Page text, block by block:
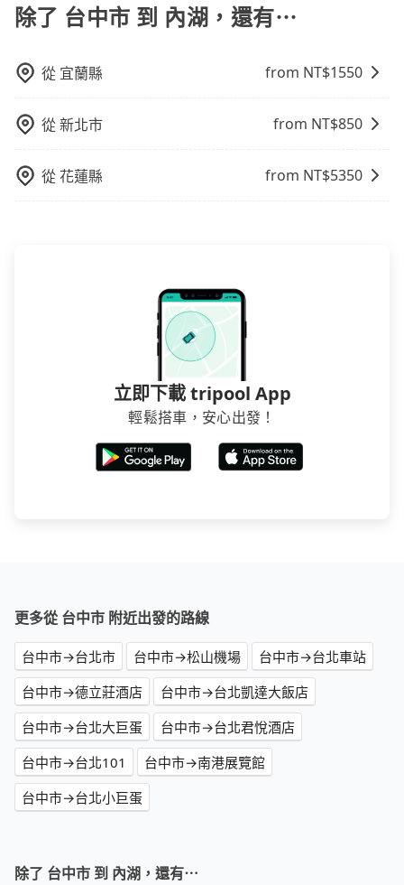
訂購時填寫的數量。請務必確實填寫當日實際攜帶的行
李及乘坐的總人數，包含成人及兒童／嬰幼兒。 2) 孩童
童的安全，依道路交通安全規則規定，四歲以下的孩童
避免影響行車安全，請您務將寵物置入提籠或提袋內。
除了 台中市 到 內湖，還有⋯
從 宜蘭縣 from NT$1550
從新北市 from NT$850
從花蓮縣 from NT$5350
立即下載 tripool App
輕鬆搭車，安心出發！
更多從 台中市 附近出發的路線
台中市→台北市 台中市→松山機場
台中市→台北車站
台中市→德立莊酒店
台中市→台北凱達大飯店
台中市→台北大巨蛋
台中市→台北君悅酒店
台中市→台北101
台中市→南港展覽館
台中市→台北小巨蛋
除了 台中市 到 內湖，還有⋯